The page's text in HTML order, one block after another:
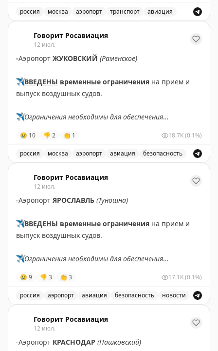
✈️ Говорит Росавиация| MAX
россия москва аэропорт транспорт авиация
Говорит Росавиация
12 июл.
▫️Аэропорт ЖУКОВСКИЙ (Раменское)
✈️ВВЕДЕНЫ временные ограничения на прием и
выпуск воздушных судов.
✈️Ограничения необходимы для обеспечения
✈️ Говорит Росавиация| MАХ
😢 10 👎 2 👏 1 18.7K(0.1%)
россия москва аэропорт авиация безопасность
Говорит Росавиация
12 июл.
▫️Аэропорт ЯРОСЛАВЛЬ (Туношна)
✈️ВВЕДЕНЫ временные ограничения на прием и
выпуск воздушных судов.
✈️Ограничения необходимы для обеспечения
✈️ Говорит Росавиация|МАХ
😢 9 👎 3 👏 3 17.1K(0.1%)
россия аэропорт авиация безопасность новости
Говорит Росавиация
12 июл.
▫️Аэропорт КРАСНОДАР (Пашковский)